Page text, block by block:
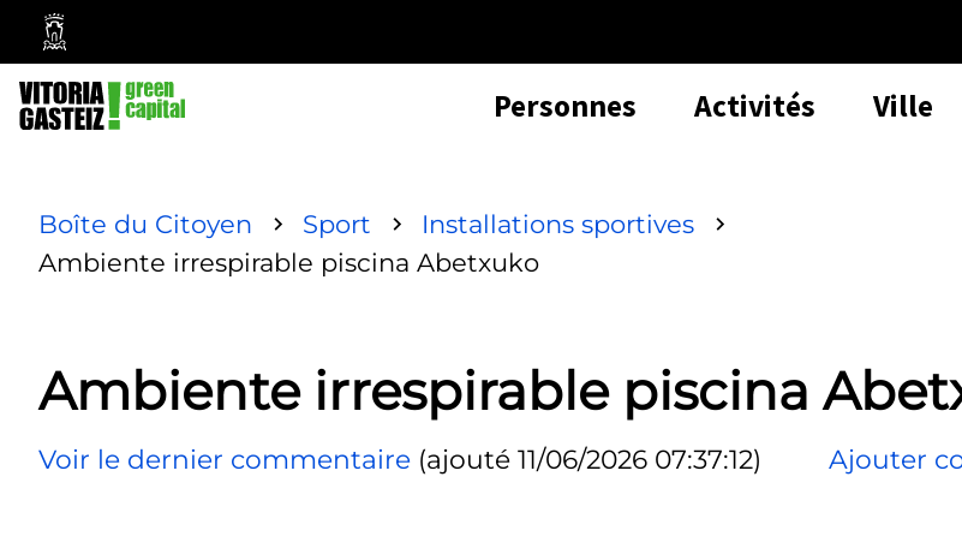
Mairie
de
Vitoria-
Gasteiz
Personnes Activités Ville
Boîte du Citoyen Sport
Installations sportives
Ambiente irrespirable piscina Abetxuko
Ambiente irrespirable piscina
Voir le dernier commentaire (ajouté 11/06/2026 07:37:12) Ajouter